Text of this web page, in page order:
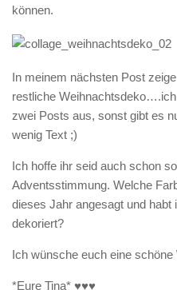
können.
In meinem nächsten Post
restliche
zwei Posts aus, sonst gibt es
wenig Text ;)
Ich hoffe ihr seid auch schon
Adventsstimmung. Welche
dieses Jahr angesagt und habt
dekoriert?
Ich wünsche euch eine schöne
*Eure Tina* ♥♥♥